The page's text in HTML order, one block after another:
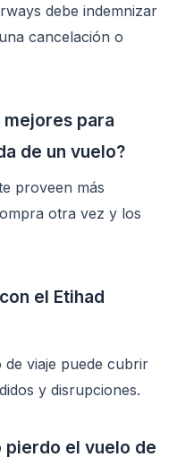
debe indemnizar
cancelación o
para
de un vuelo?
proveen más
otra vez y los
el Etihad
de viaje puede cubrir
y disrupciones.
pierdo el vuelo de